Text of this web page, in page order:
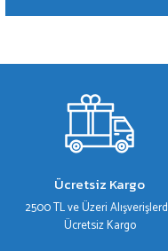
gördüğünüz noktaları öneri
Ürün resmi kalitesiz, bozuk
Ürün açıklamasında eksik
Ürün fiyatı diğer sitelerden
Bu ürüne benzer farklı
Ücretsiz Kargo
2500 TL ve Üzeri
Ücretsiz Kargo